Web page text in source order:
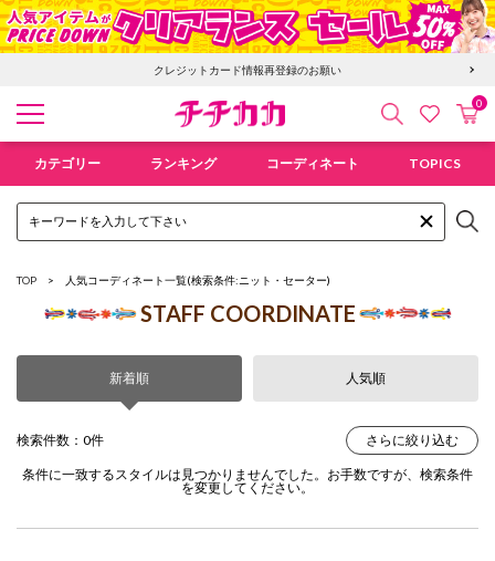
クレジットカード情報再登録のお願い
検索 お気にカ
0
カテゴリー ランキング コーディネート TOPICS
TOP 人気コーディネート一覧(検索条件:ニット・セーター)
STAFF COORDINATE
新着順 人気順
検索件数：0件 さらに絞り込む
条件に一致するスタイルは見つかりませんでした。お手数ですが、検索条件
を変更してください。